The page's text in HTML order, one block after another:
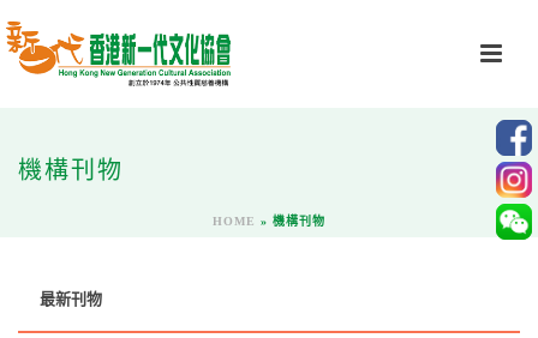
機構刊物
HOME » 機構刊物
最新刊物